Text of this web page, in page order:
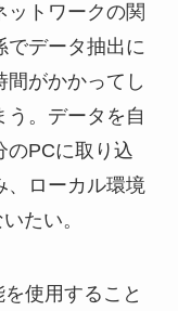
ットワークの関
でデータ抽出に
間がかかってし
う。データを自
のPCに取り込
、ローカル環境
たい。
使用すること